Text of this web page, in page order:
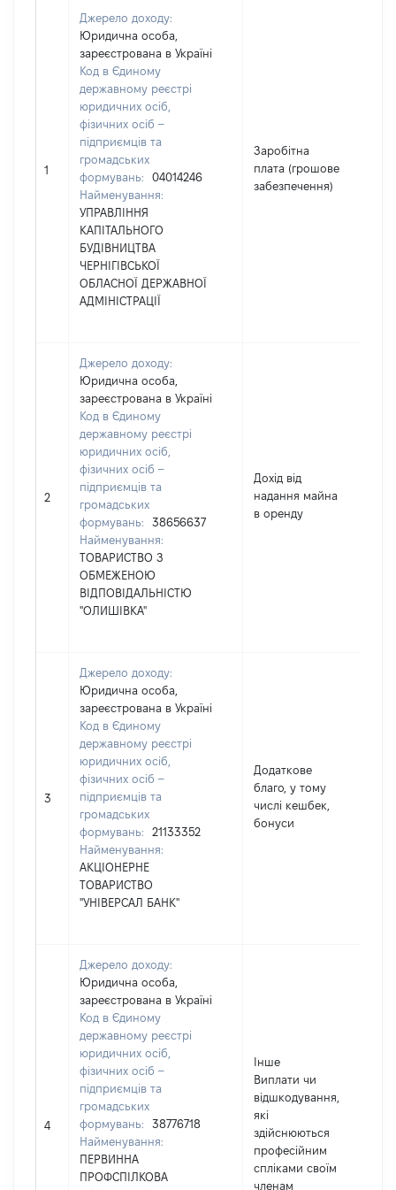
1
Джерело доходу:
Юридична особа,
зареєстрована в Україні
Код в Єдиному
державному реєстрі
юридичних осіб,
фізичних осіб –
підприємців та
громадських
формувань:
04014246
Найменування:
УПРАВЛІННЯ
КАПІТАЛЬНОГО
БУДІВНИЦТВА
ЧЕРНІГІВСЬКОЇ
ОБЛАСНОЇ ДЕРЖАВНОЇ
АДМІНІСТРАЦІЇ
Заробітна
плата (грошове
забезпечення)
2
Джерело доходу:
Юридична особа,
зареєстрована в Україні
Код в Єдиному
державному реєстрі
юридичних осіб,
фізичних осіб –
підприємців та
громадських
формувань:
38656637
Найменування:
ТОВАРИСТВО З
ОБМЕЖЕНОЮ
ВІДПОВІДАЛЬНІСТЮ
"ОЛИШІВКА"
Дохід від
надання майна
в оренду
3
Джерело доходу:
Юридична особа,
зареєстрована в Україні
Код в Єдиному
державному реєстрі
юридичних осіб,
фізичних осіб –
підприємців та
громадських
формувань:
21133352
Найменування:
АКЦІОНЕРНЕ
ТОВАРИСТВО
"УНІВЕРСАЛ БАНК"
Додаткове
благо, у тому
числі кешбек,
бонуси
4
Джерело доходу:
Юридична особа,
зареєстрована в Україні
Код в Єдиному
державному реєстрі
юридичних осіб,
фізичних осіб –
підприємців та
громадських
формувань:
38776718
Найменування:
ПЕРВИННА
ПРОФСПІЛКОВА
Інше
Виплати чи
відшкодування,
які
здійснюються
професійним
спліками своїм
членам